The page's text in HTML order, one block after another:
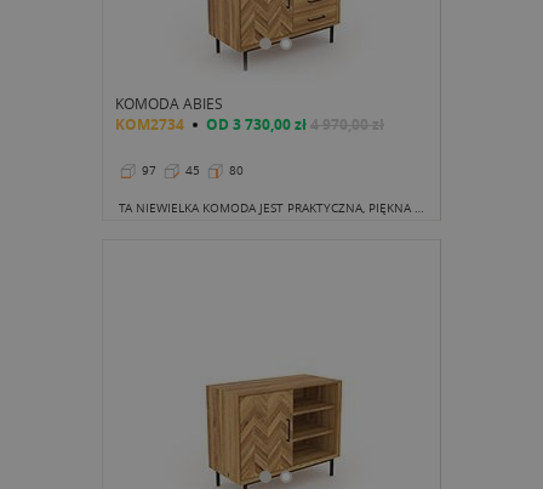
KOMODA ABIES
KOM2734 OD 3 730,00 zł4 970,00 zł
97 45 80
TA NIEWIELKA KOMODA JEST PRAKTYCZNA, PIĘKNA I SPRAWDZI SIĘ W WIELU STYLACH ORAZ W WIELU POMIESZCZENIACH